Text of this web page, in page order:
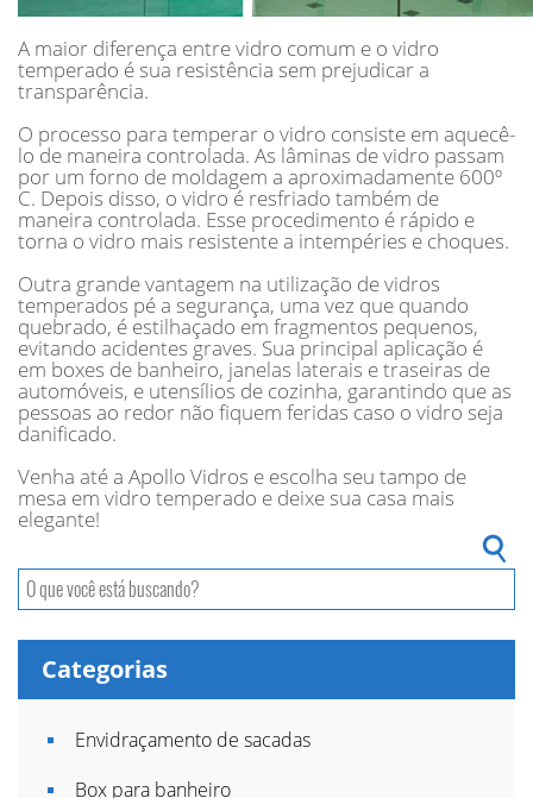
A maior diferença entre vidro comum e o vidro
temperado é sua resistência sem prejudicar a
transparência.
O processo para temperar o vidro consiste em aquecê-
lo de maneira controlada. As lâminas de vidro passam
por um forno de moldagem a aproximadamente 600º
C. Depois disso, o vidro é resfriado também de
maneira controlada. Esse procedimento é rápido e
torna o vidro mais resistente a intempéries e choques.
Outra grande vantagem na utilização de vidros
temperados pé a segurança, uma vez que quando
quebrado, é estilhaçado em fragmentos pequenos,
evitando acidentes graves. Sua principal aplicação é
em boxes de banheiro, janelas laterais e traseiras de
automóveis, e utensílios de cozinha, garantindo que as
pessoas ao redor não fiquem feridas caso o vidro seja
danificado.
Venha até a Apollo Vidros e escolha seu tampo de
mesa em vidro temperado e deixe sua casa mais
elegante!
Categorias
Envidraçamento de sacadas
Box para banheiro